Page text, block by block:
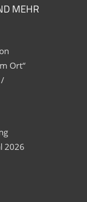
MEHR
Ort“
2026